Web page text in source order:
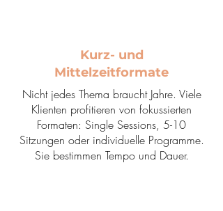
Kurz- und
Mittelzeitformate
Nicht jedes Thema braucht Jahre. Viele
Klienten profitieren von fokussierten
Formaten: Single Sessions, 5-10
Sitzungen oder individuelle Programme.
Sie bestimmen Tempo und Dauer.